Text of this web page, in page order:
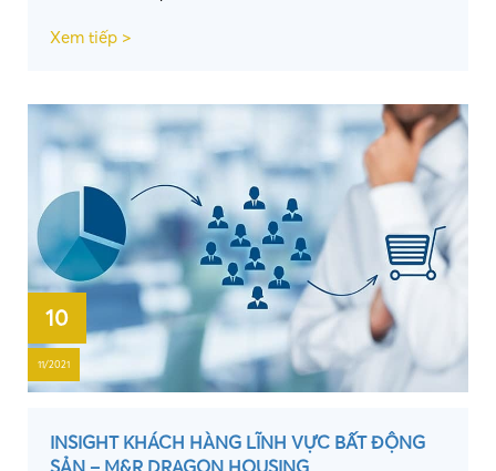
Xem tiếp >
10
11/2021
INSIGHT KHÁCH HÀNG LĨNH VỰC BẤT ĐỘNG